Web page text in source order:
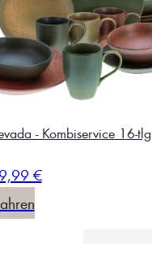
- Kombiservice 16-tlg
€